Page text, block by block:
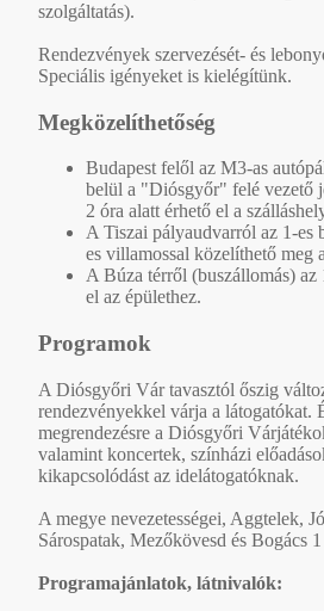
szolgáltatás).
Rendezvények szervezését- és
Speciális igényeket is kielégítünk.
Megközelíthetőség
Budapest felől az M3-as
belül a "Diósgyőr" felé vezető
2 óra alatt érhető el a
A Tiszai pályaudvarról az 1-es
es villamossal közelíthető meg
A Búza térről (buszállomás) az
el az épülethez.
Programok
A Diósgyőri Vár tavasztól őszig
rendezvényekkel várja a látogatókat.
megrendezésre a Diósgyőri
valamint koncertek, színházi
kikapcsolódást az idelátogatóknak.
A megye nevezetességei, Aggtelek,
Sárospatak, Mezőkövesd és Bogács
Programajánlatok, látnivalók: